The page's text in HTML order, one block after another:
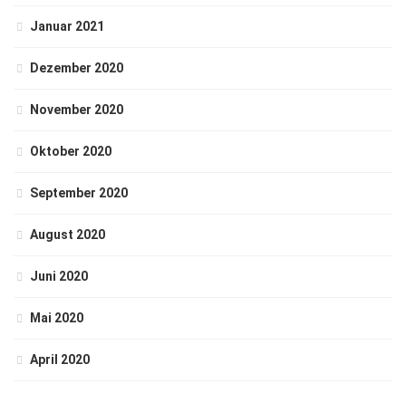
Januar 2021
Dezember 2020
November 2020
Oktober 2020
September 2020
August 2020
Juni 2020
Mai 2020
April 2020